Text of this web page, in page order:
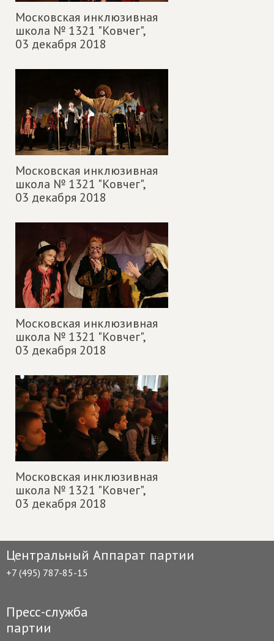
Московская инклюзивная
школа № 1321 "Ковчег",
03 декабря 2018
Московская инклюзивная
школа № 1321 "Ковчег",
03 декабря 2018
Московская инклюзивная
школа № 1321 "Ковчег",
03 декабря 2018
Московская инклюзивная
школа № 1321 "Ковчег",
03 декабря 2018
Центральный Аппарат партии
+7 (495) 787-85-15
Пресс-служба
партии